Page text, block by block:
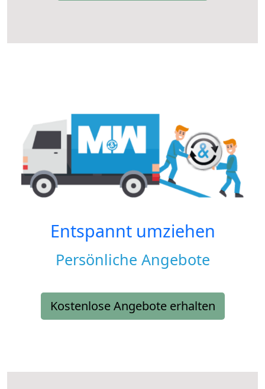
Entspannt umziehen
Persönliche Angebote
Kostenlose Angebote erhalten